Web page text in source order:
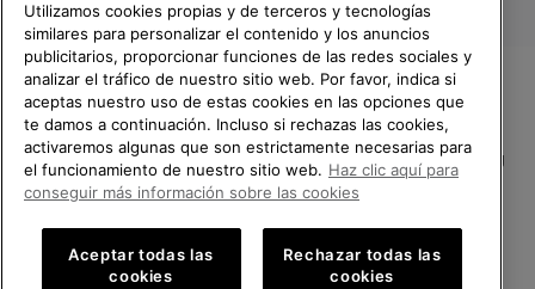
España
Política de Privacidad Condiciones De Uso Terminos de Venta
Cookies Impressum Public CBCR
TE DAMOS LA BIENVENIDA A
SOREL.
POR FAVOR, SELECCIONA TU
PAÍS.
Compras en línea disponibles
Utilizamos cookies propias y de terceros y tecnologías
similares para personalizar el contenido y los anuncios
publicitarios, proporcionar funciones de las redes sociales y
analizar el tráfico de nuestro sitio web. Por favor, indica si
aceptas nuestro uso de estas cookies en las opciones que
te damos a continuación. Incluso si rechazas las cookies,
activaremos algunas que son estrictamente necesarias para
el funcionamiento de nuestro sitio web. Haz clic aquí para
conseguir más información sobre las cookies
Aceptar todas las
cookies
Rechazar todas las
cookies